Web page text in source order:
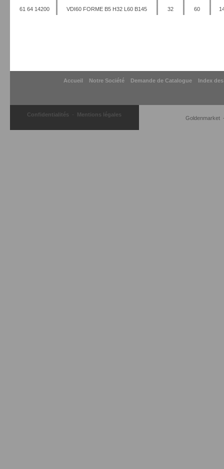
Goldenmarket
61 64 14200 VDI60 FORME B5 H32 L60 B145 32 60
Accueil Notre Société Demande de Catalogue Index
Confidentialités Mentions légales